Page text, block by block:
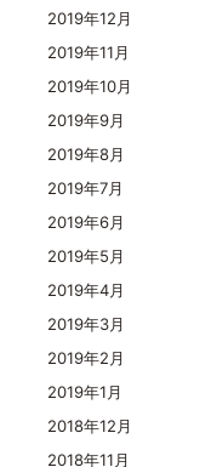
2019年12月
2019年11月
2019年10月
2019年9月
2019年8月
2019年7月
2019年6月
2019年5月
2019年4月
2019年3月
2019年2月
2019年1月
2018年12月
2018年11月